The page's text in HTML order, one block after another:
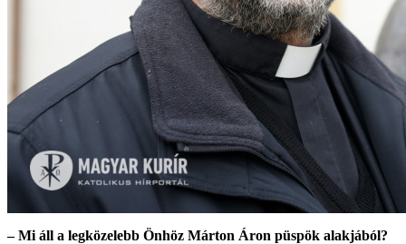
– Mi áll a legközelebb Önhöz Márton Áron püspök alakjából?